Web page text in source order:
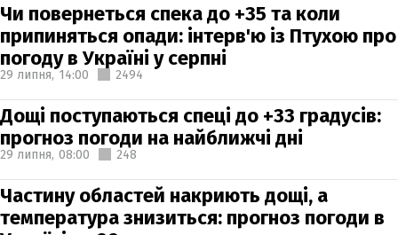
Чи повернеться спека до +35 та коли
припиняться опади: інтерв'ю із Птухою про
погоду в Україні у серпні
29 липня, 14:00 2494
Дощі поступаються спеці до +33 градусів:
прогноз погоди на найближчі дні
29 липня, 08:00 248
Частину областей накриють дощі, а
температура знизиться: прогноз погоди в